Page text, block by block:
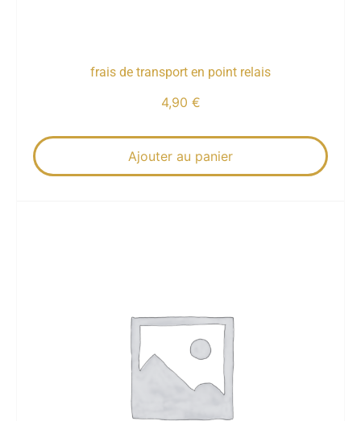
frais de transport en point relais
4,90 €
Ajouter au panier